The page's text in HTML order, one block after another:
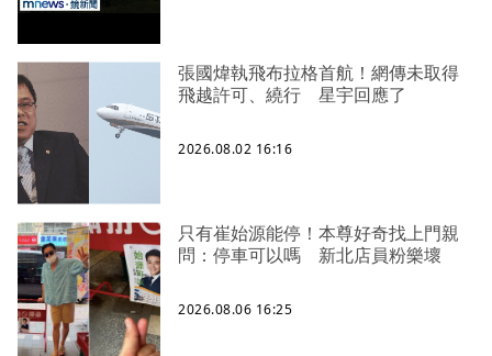
張國煒執飛布拉格首航！網傳未取得
飛越許可、繞行 星宇回應了
2026.08.02 16:16
只有崔始源能停！本尊好奇找上門親
問：停車可以嗎 新北店員粉樂壞
2026.08.06 16:25